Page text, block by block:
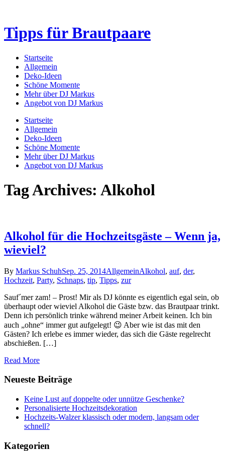
Tipps für Brautpaare
Startseite
Allgemein
Deko-Ideen
Schöne Momente
Mehr über DJ Markus
Angebot von DJ Markus
Startseite
Allgemein
Deko-Ideen
Schöne Momente
Mehr über DJ Markus
Angebot von DJ Markus
Tag Archives: Alkohol
Alkohol für die Hochzeitsgäste – Wenn ja,
wieviel?
By Markus SchuhSep. 25, 2014AllgemeinAlkohol, auf, der,
Hochzeit, Party, Schnaps, tip, Tipps, zur
Sauf´mer zam! – Prost! Mir als DJ könnte es eigentlich egal sein, ob
überhaupt oder wieviel Alkohol die Gäste bzw. das Brautpaar trinkt.
Denn ich persönlich trinke während meiner Arbeit keinen. Ich bin
auch „ohne“ immer gut aufgelegt! 😉 Aber wie ist das mit den
Gästen? Ich erlebe es immer wieder, das sich die Gäste regelrecht
abschießen. […]
Read More
Neueste Beiträge
Keine Lust auf doppelte oder unnütze Geschenke?
Personalisierte Hochzeitsdekoration
Hochzeits-Walzer klassisch oder modern, langsam oder
schnell?
Kategorien